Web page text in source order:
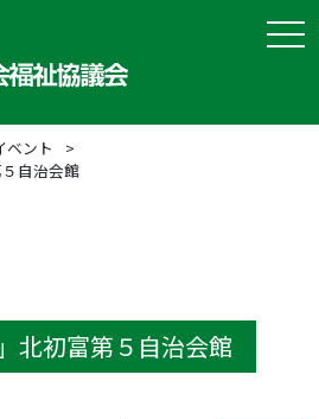
ベント
自治会館
北初富第５自治会館